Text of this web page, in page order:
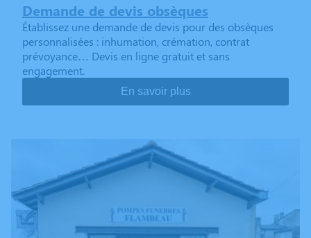
Demande de devis obsèques
Établissez une demande de devis pour des obsèques
personnalisées : inhumation, crémation, contrat
prévoyance… Devis en ligne gratuit et sans
engagement.
En savoir plus